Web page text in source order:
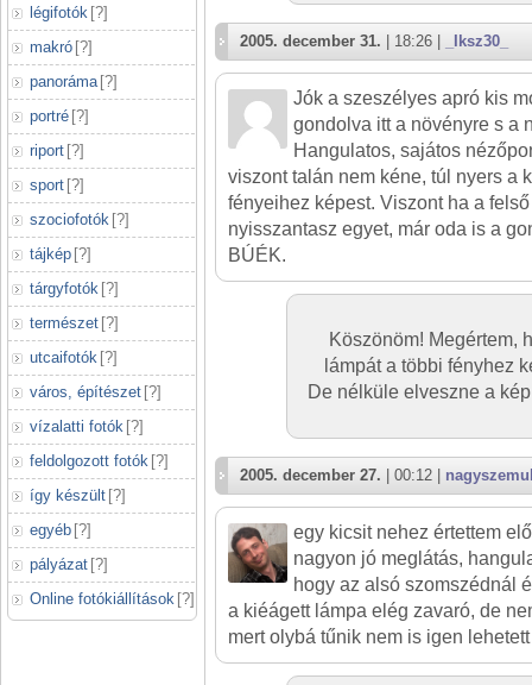
légifotók [?]
makró [?]
panoráma [?]
portré [?]
riport [?]
sport [?]
szociofotók [?]
tájkép [?]
tárgyfotók [?]
természet [?]
utcaifotók [?]
város, építészet [?]
vízalatti fotók [?]
feldolgozott fotók [?]
így készült [?]
egyéb [?]
pályázat [?]
Online fotókiállítások [?]
2005. december 31. | 18:26 | _Iksz30_
Jók a szeszélyes apró kis
gondolva itt a növényre s a
Hangulatos, sajátos
viszont talán nem kéne, túl nyers a
fényeihez képest. Viszont ha a
nyisszantasz egyet, már oda is a
BÚÉK.
Köszönöm! Megértem,
lámpát a többi fényhez
De nélküle elveszne a
2005. december 27. | 00:12 |
egy kicsit nehez értettem
nagyon jó meglátás,
hogy az alsó szomszédnál
a kiéágett lámpa elég zavaró, de
mert olybá tűnik nem is igen